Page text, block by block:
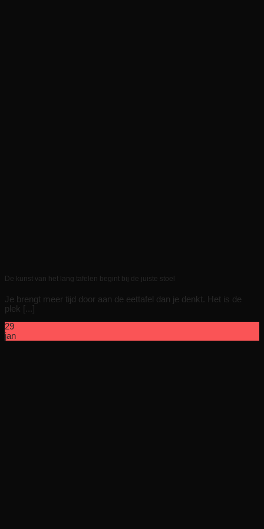
De kunst van het lang tafelen begint bij de juiste stoel
Je brengt meer tijd door aan de eettafel dan je denkt. Het is de
plek [...]
29
jan